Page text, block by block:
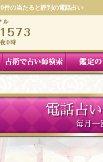
件の当たると評判の電話占い
電話占
毎月一